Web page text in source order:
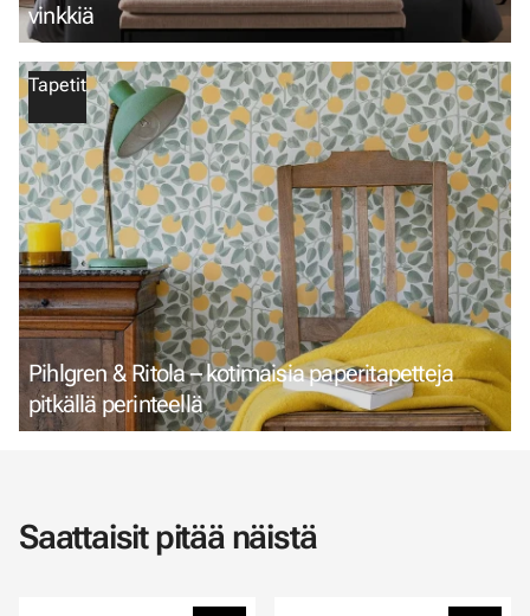
vinkkiä
Tapetit
Pihlgren & Ritola – kotimaisia paperitapetteja
pitkällä perinteellä
Saattaisit pitää näistä